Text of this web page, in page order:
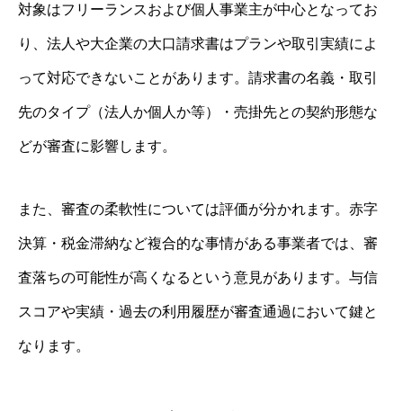
対象はフリーランスおよび個人事業主が中心となってお
り、法人や大企業の大口請求書はプランや取引実績によ
って対応できないことがあります。請求書の名義・取引
先のタイプ（法人か個人か等）・売掛先との契約形態な
どが審査に影響します。
また、審査の柔軟性については評価が分かれます。赤字
決算・税金滞納など複合的な事情がある事業者では、審
査落ちの可能性が高くなるという意見があります。与信
スコアや実績・過去の利用履歴が審査通過において鍵と
なります。